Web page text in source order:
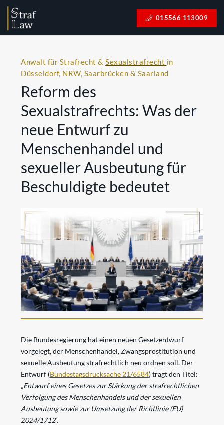
015566 113009
Anwalt für Strafrecht & Sexualstrafrecht in
Düsseldorf, NRW, Saarbrücken & Saarland
Reform des
Sexualstrafrechts: Was der
neue Entwurf zu
Menschenhandel und
sexueller Ausbeutung für
Beschuldigte bedeutet
Die Bundesregierung hat einen neuen Gesetzentwurf
vorgelegt, der Menschenhandel, Zwangsprostitution und
sexuelle Ausbeutung strafrechtlich neu ordnen soll. Der
Entwurf (Bundestagsdrucksache 21/6584) trägt den Titel:
„Entwurf eines Gesetzes zur Stärkung der strafrechtlichen
Verfolgung des Menschenhandels und der sexuellen
Ausbeutung sowie zur Umsetzung der Richtlinie (EU)
2024/1712“.